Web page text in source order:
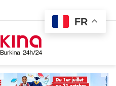
FR